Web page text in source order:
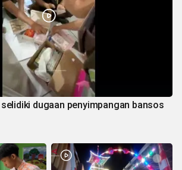
dugaan penyimpangan bansos